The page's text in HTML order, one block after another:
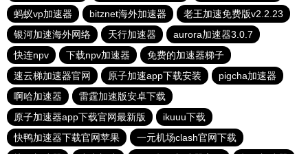
蚂蚁vp加速器
bitznet海外加速器
老王加速免费版v2.2.23
银河加速海外网络
天行加速器
aurora加速器3.0.7
快连npv
下载npv加速器
免费的加速器梯子
速云梯加速器官网
原子加速app下载安装
pigcha加速器
啊哈加速器
雷霆加速版安卓下载
原子加速器app下载官网最新版
ikuuu下载
快鸭加速器下载官网苹果
一元机场clash官网下载